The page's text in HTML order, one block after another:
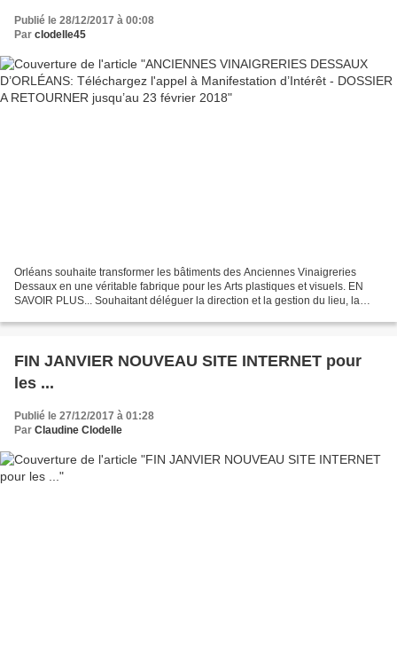
RETOURNER jusqu’au 23 février 2018
Publié le 28/12/2017 à 00:08
Par clodelle45
Orléans souhaite transformer les bâtiments des Anciennes Vinaigreries
Dessaux en une véritable fabrique pour les Arts plastiques et visuels. EN
SAVOIR PLUS... Souhaitant déléguer la direction et la gestion du lieu, la
FIN JANVIER NOUVEAU SITE INTERNET pour
les ...
Publié le 27/12/2017 à 01:28
Par Claudine Clodelle